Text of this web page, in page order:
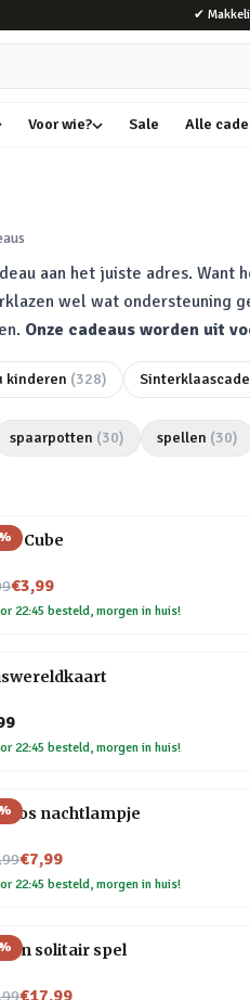
✔
Voor wie? Sale Alle
aan het juiste adres.
wel wat ondersteuning
Onze cadeaus worden uit
kinderen (328)
spaarpotten (30) spellen (30)
% Cube
€3,99
22:45 besteld, morgen in huis!
22:45 besteld, morgen in huis!
% vos nachtlampje
€7,99
22:45 besteld, morgen in huis!
solitair spel
€17,99